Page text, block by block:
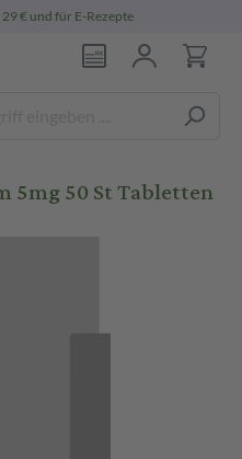
29 € und für E-Rezepte
50 St Tabletten